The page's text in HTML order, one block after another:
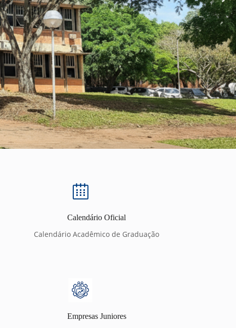
Calendário Oficial
Calendário Acadêmico de Graduação
Empresas Juniores